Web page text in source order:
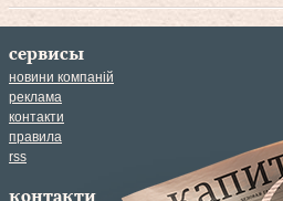
сервисы
новини компаній
реклама
контакти
правила
rss
контакти